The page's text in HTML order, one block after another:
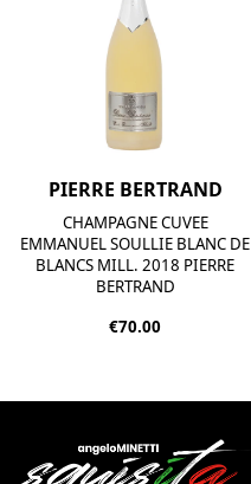
PIERRE BERTRAND
CHAMPAGNE CUVEE
EMMANUEL SOULLIE BLANC DE
BLANCS MILL. 2018 PIERRE
BERTRAND
€70.00